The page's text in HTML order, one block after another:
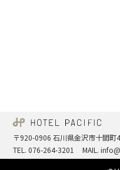
〒920-0906 石川県金沢市十間町
TEL. 076-264-3201
MAIL.